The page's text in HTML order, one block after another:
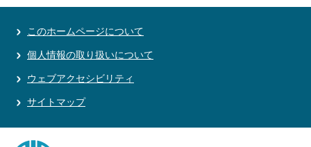
このホームページについて
個人情報の取り扱いについて
ウェブアクセシビリティ
サイトマップ